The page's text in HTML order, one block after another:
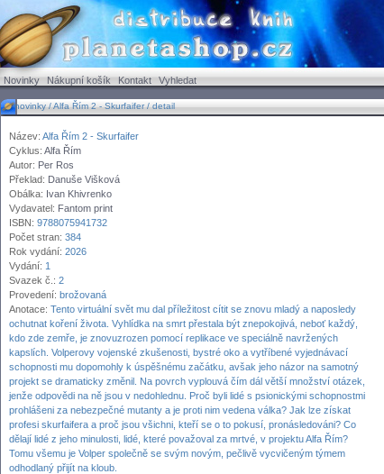
Novinky Nákupní košík Kontakt Vyhledat
novinky / Alfa Řím 2 - Skurfaifer / detail
Název: Alfa Řím 2 - Skurfaifer
Cyklus: Alfa Řím
Autor: Per Ros
Překlad: Danuše Višková
Obálka: Ivan Khivrenko
Vydavatel: Fantom print
ISBN: 9788075941732
Počet stran: 384
Rok vydání: 2026
Vydání: 1
Svazek č.: 2
Provedení: brožovaná
Anotace: Tento virtuální svět mu dal příležitost cítit se znovu mladý a naposledy
ochutnat koření života. Vyhlídka na smrt přestala být znepokojivá, neboť každý,
kdo zde zemře, je znovuzrozen pomocí replikace ve speciálně navržených
kapslích. Volperovy vojenské zkušenosti, bystré oko a vytříbené vyjednávací
schopnosti mu dopomohly k úspěšnému začátku, avšak jeho názor na samotný
projekt se dramaticky změnil. Na povrch vyplouvá čím dál větší množství otázek,
jenže odpovědi na ně jsou v nedohlednu. Proč byli lidé s psionickými schopnostmi
prohlášeni za nebezpečné mutanty a je proti nim vedena válka? Jak lze získat
profesi skurfaifera a proč jsou všichni, kteří se o to pokusí, pronásledováni? Co
dělají lidé z jeho minulosti, lidé, které považoval za mrtvé, v projektu Alfa Řím?
Tomu všemu je Volper společně se svým novým, pečlivě vycvičeným týmem
odhodlaný přijít na kloub.